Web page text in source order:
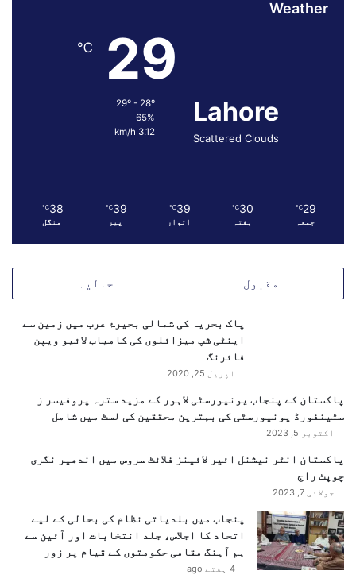
Weather
Lahore
Scattered Clouds
29
℃
65%
3.12 km/h
29
℃
جمعہ
30
℃
ہفتہ
39
℃
اتوار
39
℃
پیر
38
℃
منگل
مقبول حالیہ
پاک بحریہ کی شمالی بحیرۂ عرب میں زمین سے
اینٹی شپ میزائلوں کی کامیاب لائیو ویپن
فائرنگ
اپریل 25, 2020
پاکستان کے پنجاب یونیورسٹی لاہور کے مزید سترہ پروفیسر ز
سٹینفورڈ یونیورسٹی کی بہترین محققین کی لسٹ میں شامل
اکتوبر 5, 2023
پاکستان انٹر نیشنل ائیر لائینز فلائٹ سروس میں اندھیر نگری
چوپٹ راج
جولائی 7, 2023
پنجاب میں بلدیاتی نظام کی بحالی کے لیے
اتحاد کا اجلاس، جلد انتخابات اور آئین سے
ہم آہنگ مقامی حکومتوں کے قیام پر زور
4 ہفتے ago